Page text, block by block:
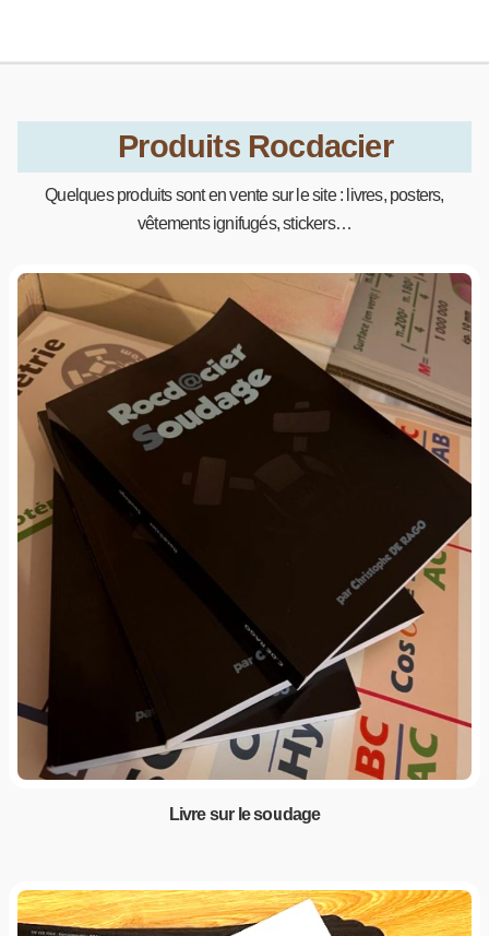
Produits Rocdacier
Quelques produits sont en vente sur le site : livres, posters,
vêtements ignifugés, stickers…
Livre sur le soudage